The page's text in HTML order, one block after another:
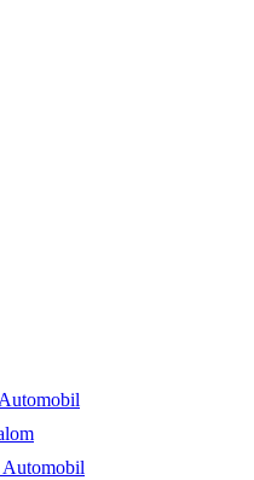
Automobil